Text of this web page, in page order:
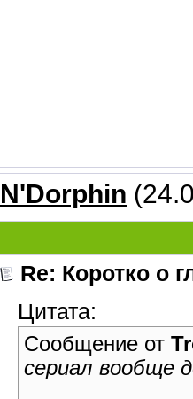
N'Dorphin
Re: Коротко о
Цитата:
Сообщение от
сериал вообще